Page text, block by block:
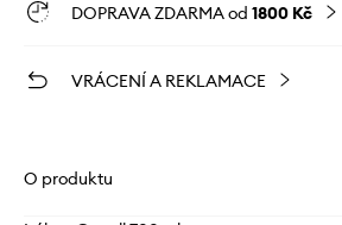
DOPRAVA ZDARMA od 1800 Kč
VRÁCENÍ A REKLAMACE
O produktu